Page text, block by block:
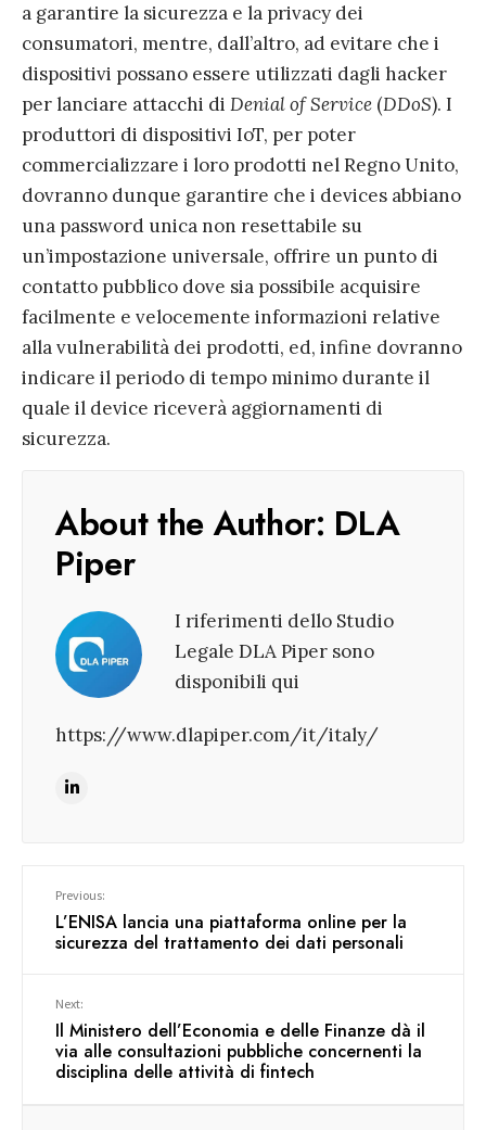
a garantire la sicurezza e la privacy dei
consumatori, mentre, dall’altro, ad evitare che i
dispositivi possano essere utilizzati dagli hacker
per lanciare attacchi di Denial of Service (DDoS). I
produttori di dispositivi IoT, per poter
commercializzare i loro prodotti nel Regno Unito,
dovranno dunque garantire che i devices abbiano
una password unica non resettabile su
un’impostazione universale, offrire un punto di
contatto pubblico dove sia possibile acquisire
facilmente e velocemente informazioni relative
alla vulnerabilità dei prodotti, ed, infine dovranno
indicare il periodo di tempo minimo durante il
quale il device riceverà aggiornamenti di
sicurezza.
About the Author: DLA
Piper
I riferimenti dello Studio
Legale DLA Piper sono
disponibili qui
https://www.dlapiper.com/it/italy/
Previous:
L’ENISA lancia una piattaforma online per la
sicurezza del trattamento dei dati personali
Next:
Il Ministero dell’Economia e delle Finanze dà il
via alle consultazioni pubbliche concernenti la
disciplina delle attività di fintech